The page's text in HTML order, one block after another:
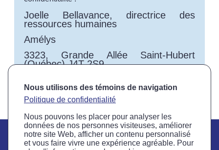
Joelle Bellavance, directrice des
ressources humaines
Amélys
3323, Grande Allée Saint-Hubert
(Québec) J4T 2S9
confidentialite@amelys.ca
Nous utilisons des témoins de navigation
Politique de confidentialité
Nous pouvons les placer pour analyser les
données de nos personnes visiteuses, améliorer
notre site Web, afficher un contenu personnalisé
et vous faire vivre une expérience agréable. Pour